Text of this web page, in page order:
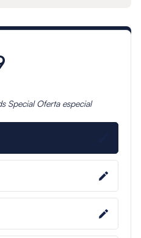
SpecialOferta especial